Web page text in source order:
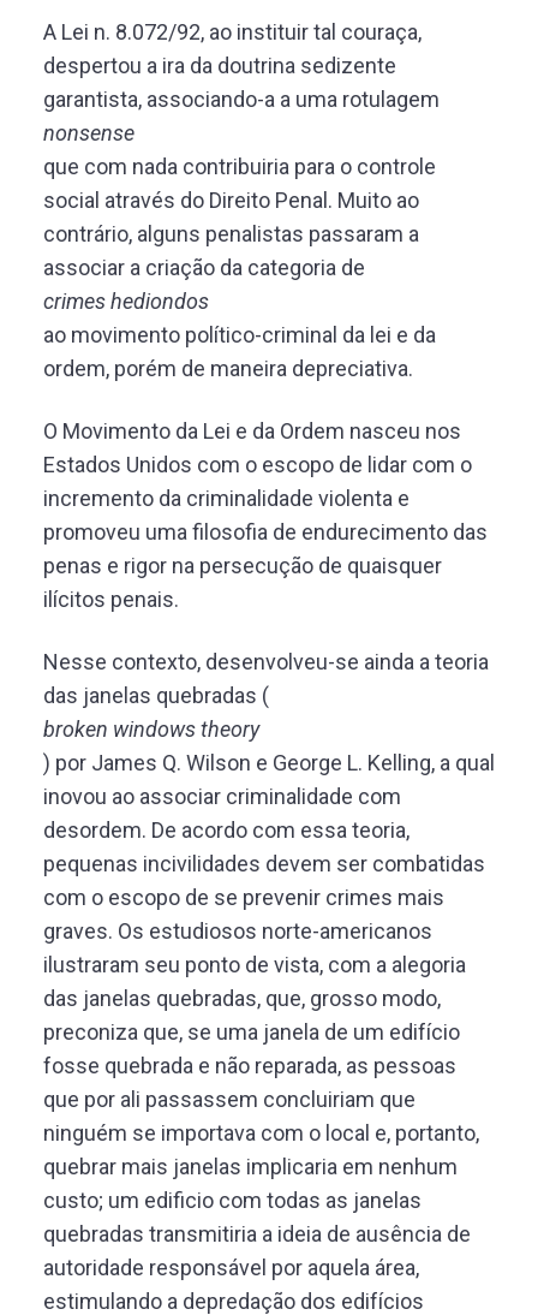
A Lei n. 8.072/92, ao instituir tal couraça,
despertou a ira da doutrina sedizente
garantista, associando-a a uma rotulagem
nonsense
que com nada contribuiria para o controle
social através do Direito Penal. Muito ao
contrário, alguns penalistas passaram a
associar a criação da categoria de
crimes hediondos
ao movimento político-criminal da lei e da
ordem, porém de maneira depreciativa.
O Movimento da Lei e da Ordem nasceu nos
Estados Unidos com o escopo de lidar com o
incremento da criminalidade violenta e
promoveu uma filosofia de endurecimento das
penas e rigor na persecução de quaisquer
ilícitos penais.
Nesse contexto, desenvolveu-se ainda a teoria
das janelas quebradas (
broken windows theory
) por James Q. Wilson e George L. Kelling, a qual
inovou ao associar criminalidade com
desordem. De acordo com essa teoria,
pequenas incivilidades devem ser combatidas
com o escopo de se prevenir crimes mais
graves. Os estudiosos norte-americanos
ilustraram seu ponto de vista, com a alegoria
das janelas quebradas, que, grosso modo,
preconiza que, se uma janela de um edifício
fosse quebrada e não reparada, as pessoas
que por ali passassem concluiriam que
ninguém se importava com o local e, portanto,
quebrar mais janelas implicaria em nenhum
custo; um edificio com todas as janelas
quebradas transmitiria a ideia de ausência de
autoridade responsável por aquela área,
estimulando a depredação dos edifícios